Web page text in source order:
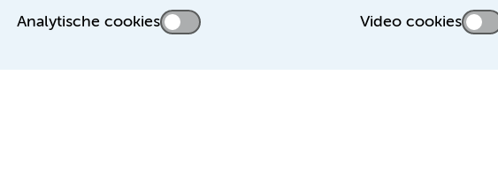
Analytische cookies Video cookies
Nieuws